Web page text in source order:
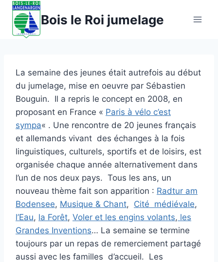
Aller
contenu
Bois le Roi jumelage
La semaine des jeunes était autrefois au début
du jumelage, mise en oeuvre par Sébastien
Bouguin. Il a repris le concept en 2008, en
proposant en France « Paris à vélo c’est
sympa« . Une rencontre de 20 jeunes français
et allemands vivant des échanges à la fois
linguistiques, culturels, sportifs et de loisirs, est
organisée chaque année alternativement dans
l’un de nos deux pays. Tous les ans, un
nouveau thème fait son apparition : Radtur am
Bodensee, Musique & Chant, Cité médiévale,
l’Eau, la Forêt, Voler et les engins volants, les
Grandes Inventions… La semaine se termine
toujours par un repas de remerciement partagé
aussi avec les familles d’accueil. Les